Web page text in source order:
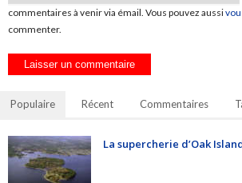
commentaires à venir via émail. Vous pouvez aussi
commenter.
Populaire Récent Commentaires
La supercherie d’Oak